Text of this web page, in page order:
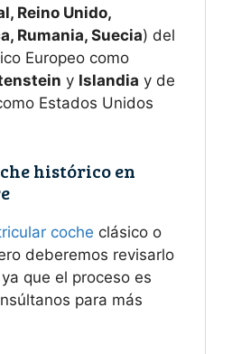
Reino Unido,
Rumania, Suecia) del
Europeo como
y Islandia y de
Estados Unidos
histórico en
coche clásico o
deberemos revisarlo
que el proceso es
para más